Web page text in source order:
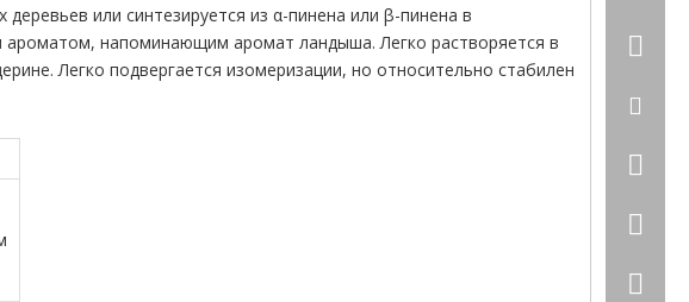
или синтезируется из α-пинена или β-пинена в
напоминающим аромат ландыша. Легко растворяется в
Легко подвергается изомеризации, но относительно стабилен